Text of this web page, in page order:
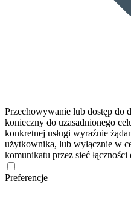
Przechowywanie lub dostęp do
konieczny do uzasadnionego
konkretnej usługi wyraźnie
użytkownika, lub wyłącznie w
komunikatu przez sieć
Preferencje